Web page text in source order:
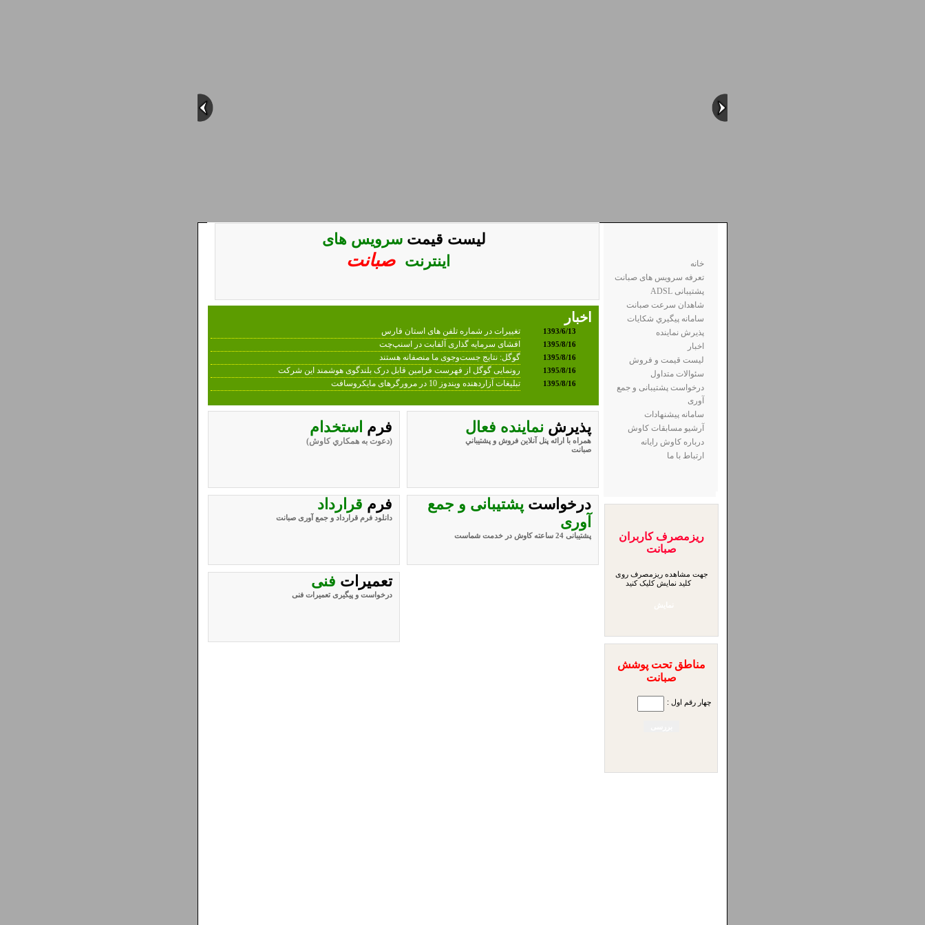
1 2 3 4 5 6 7 8
لیست قیمتسرویس های
اینترنت صبانت
اخبار
1393/6/13 تغییرات در شماره تلفن های استان فارس
1395/8/16 افشای سرمایه گذاری آلفابت در اسنپ‌چت
1395/8/16 گوگل: نتایج جست‌وجوی ما منصفانه هستند
1395/8/16 رونمایی گوگل از فهرست فرامین قابل درک بلندگوی هوشمند این شرکت
1395/8/16 تبلیغات آزاردهنده ویندوز 10 در مرورگرهای مایکروسافت
فرم استخدام
(دعوت به همكاري كاوش)
پذيرش نماينده فعال
همراه با ارائه پنل آنلاين فروش و پشتيباني
صبانت
فرم قرارداد
دانلود فرم قرارداد و جمع آوری صبانت
درخواست پشتیبانی و جمع
آوری
پشتیبانی 24 ساعته کاوش در خدمت شماست
تعمیرات فنی
درخواست و پیگیری تعمیرات فنی
خانه
تعرفه سرویس های صبانت
ADSL پشتیبانی
شاهدان سرعت صبانت
سامانه پيگيري شكايات
پذيرش نماينده
اخبار
لیست قیمت و فروش
سئوالات متداول
درخواست پشتیبانی و جمع
آوری
سامانه پیشنهادات
آرشیو مسابقات کاوش
درباره کاوش رایانه
ارتباط با ما
ریزمصرف کاربران
صبانت
جهت مشاهده ریزمصرف روی
کلید نمایش کلیک کنید
مناطق تحت پوشش
صبانت
چهار رقم اول :